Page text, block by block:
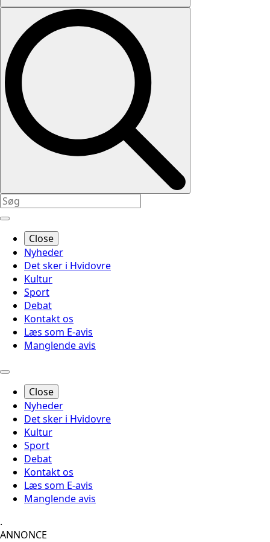
Close
Nyheder
Det sker i Hvidovre
Kultur
Sport
Debat
Kontakt os
Læs som E-avis
Manglende avis
Close
Nyheder
Det sker i Hvidovre
Kultur
Sport
Debat
Kontakt os
Læs som E-avis
Manglende avis
.
ANNONCE